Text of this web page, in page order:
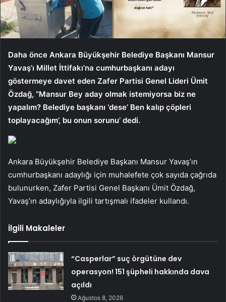
Daha önce Ankara Büyükşehir Belediye Başkanı Mansur
Yavaş’ı Millet İttifakı’na cumhurbaşkanı adayı
göstermeye davet eden Zafer Partisi Genel Lideri Ümit
Özdağ, “Mansur Bey aday olmak istemiyorsa biz ne
yapalım? Belediye başkanı ‘dese’ Ben kalıp çöpleri
toplayacağım’, bu onun sorunu’ dedi.
Ankara Büyükşehir Belediye Başkanı Mansur Yavaş’ın
cumhurbaşkanı adaylığı için muhalefete çok sayıda çağrıda
bulunurken, Zafer Partisi Genel Başkanı Ümit Özdağ,
Yavaş’ın adaylığıyla ilgili tartışmalı ifadeler kullandı.
İlgili Makaleler
“Casperlar” suç örgütüne dev
operasyon! 151 şüpheli hakkında dava
açıldı
Ağustos 8, 2026